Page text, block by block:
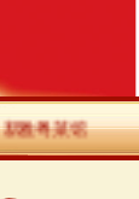
雅粤菜馆